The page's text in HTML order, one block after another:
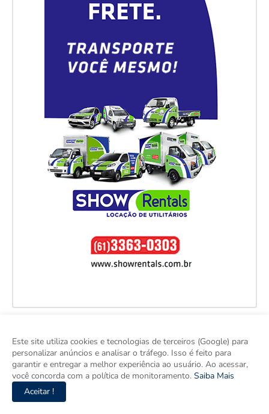
Este site utiliza cookies e tecnologias de terceiros (Google) para
personalizar anúncios e analisar o tráfego. Isso é feito para
garantir e entregar a melhor experiência ao usuário. Ao acessar,
você concorda com a política de monitoramento. Saiba Mais
Aceitar !